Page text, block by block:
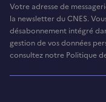
Votre adresse de
la newsletter du CNES.
désabonnement intégré
gestion de vos données
consultez notre Politique